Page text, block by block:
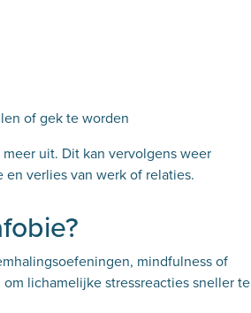
of gek te worden
uit. Dit kan vervolgens weer
verlies van werk of relaties.
mindfulness of
lichamelijke stressreacties sneller te